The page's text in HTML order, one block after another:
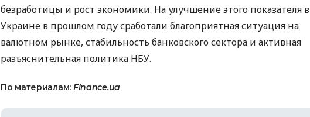
безработицы и рост экономики. На улучшение этого показателя в
Украине в прошлом году сработали благоприятная ситуация на
валютном рынке, стабильность банковского сектора и активная
разъяснительная политика НБУ.
По материалам: Finance.ua